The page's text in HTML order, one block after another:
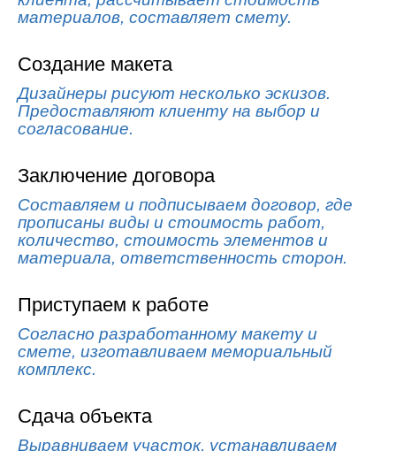
материалов, составляет смету.
Создание макета
Дизайнеры рисуют несколько эскизов.
Предоставляют клиенту на выбор и
согласование.
Заключение договора
Составляем и подписываем договор, где
прописаны виды и стоимость работ,
количество, стоимость элементов и
материала, ответственность сторон.
Приступаем к работе
Согласно разработанному макету и
смете, изготавливаем мемориальный
комплекс.
Сдача объекта
Выравниваем участок, устанавливаем